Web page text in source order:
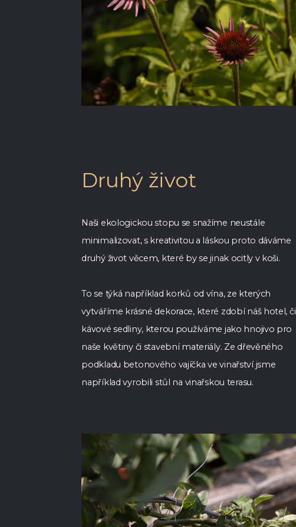
Druhý život
Naši ekologickou stopu se snažíme neustále
minimalizovat, s kreativitou a láskou proto dáváme
druhý život věcem, které by se jinak ocitly v koši.
To se týká například korků od vína, ze kterých
vytváříme krásné dekorace, které zdobí náš hotel, či
kávové sedliny, kterou používáme jako hnojivo pro
naše květiny či stavební materiály. Ze dřevěného
podkladu betonového vajíčka ve vinařství jsme
například vyrobili stůl na vinařskou terasu.